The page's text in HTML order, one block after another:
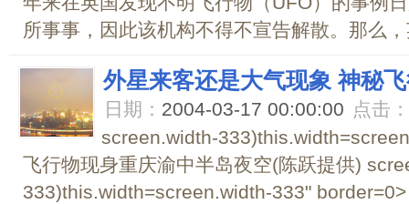
所事事，因此该机构不得不宣告解散。那么
外星来客还是大气现象 神秘
日期： 2004-03-17 00:00:00 点击：
screen.width-
飞行物现身重庆渝中半岛夜空(陈跃提供)
333)this.width=screen.width-333"